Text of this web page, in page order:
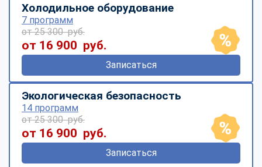
Холодильное оборудование
7 программ
от 25 300 руб.
от 16 900 руб.
Записаться
Экологическая безопасность
14 программ
от 25 300 руб.
от 16 900 руб.
Записаться